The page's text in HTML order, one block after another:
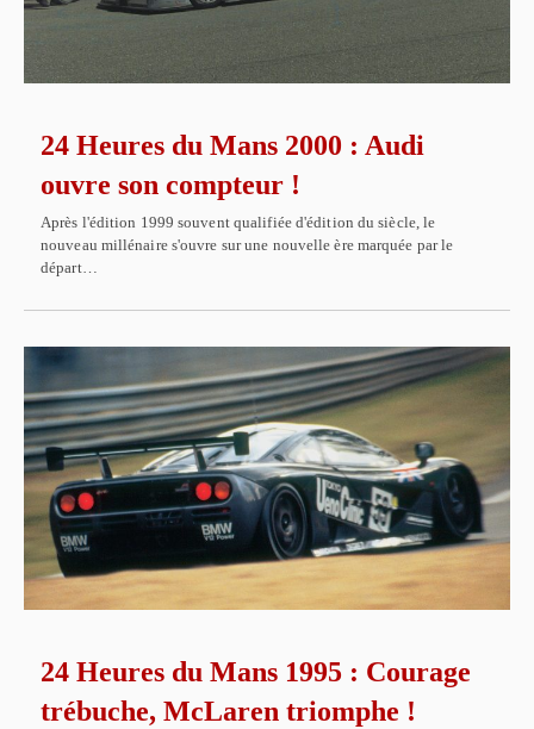
24 Heures du Mans 2000 : Audi
ouvre son compteur !
Après l'édition 1999 souvent qualifiée d'édition du siècle, le
nouveau millénaire s'ouvre sur une nouvelle ère marquée par le
départ…
24 Heures du Mans 1995 : Courage
trébuche, McLaren triomphe !